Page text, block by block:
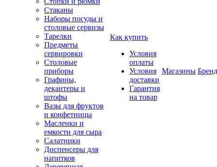
Стаканы
Наборы посуды и
столовые сервизы
Тарелки
Предметы
сервировки
Столовые
приборы
Графины,
декантеры и
штофы
Вазы для фруктов
и конфетницы
Масленки и
емкости для сыра
Салатники
Диспенсеры для
напитков
Как купить
Условия
оплаты
Условия
доставки
Гарантия
на товар
Магазины